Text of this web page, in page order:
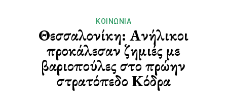
ΚΟΙΝΩΝΊΑ
Θεσσαλονίκη: Ανήλικοι
προκάλεσαν ζημιές με
βαριοπούλες στο πρώην
στρατόπεδο Κόδρα